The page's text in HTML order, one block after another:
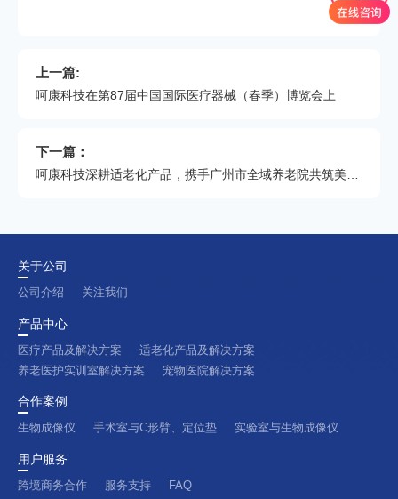
上一篇:
呵康科技在第87届中国国际医疗器械（春季）博览会上
下一篇：
呵康科技深耕适老化产品，携手广州市全域养老院共筑美好晚年（上半年）
关于公司
公司介绍
关注我们
产品中心
医疗产品及解决方案
适老化产品及解决方案
养老医护实训室解决方案
宠物医院解决方案
合作案例
生物成像仪
手术室与C形臂、定位垫 实验室与生物成像仪
用户服务
跨境商务合作
服务支持 FAQ